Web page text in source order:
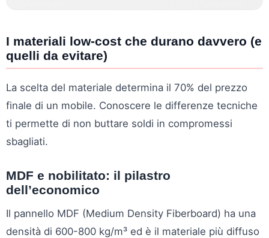
I materiali low-cost che durano davvero (e
quelli da evitare)
La scelta del materiale determina il 70% del prezzo
finale di un mobile. Conoscere le differenze tecniche
ti permette di non buttare soldi in compromessi
sbagliati.
MDF e nobilitato: il pilastro
dell’economico
Il pannello MDF (Medium Density Fiberboard) ha una
densità di 600-800 kg/m³ ed è il materiale più diffuso